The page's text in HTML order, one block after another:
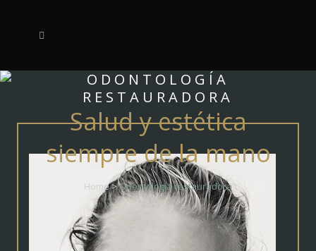
ODONTOLOGÍA
RESTAURADORA
Salud y estética
siempre de la mano
Home>Odontología restauradora